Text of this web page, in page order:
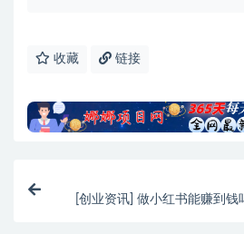
收藏 链接
[创业资讯] 做小红书能赚到钱